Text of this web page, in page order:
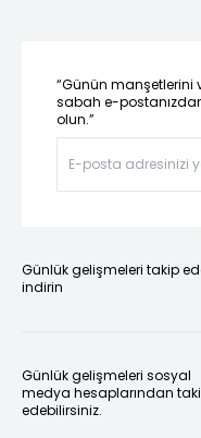
“Günün manşetlerini
sabah e-
olun.”
Günlük gelişmeleri takip
indirin
Günlük gelişmeleri sosyal
medya hesaplarından
edebilirsiniz.